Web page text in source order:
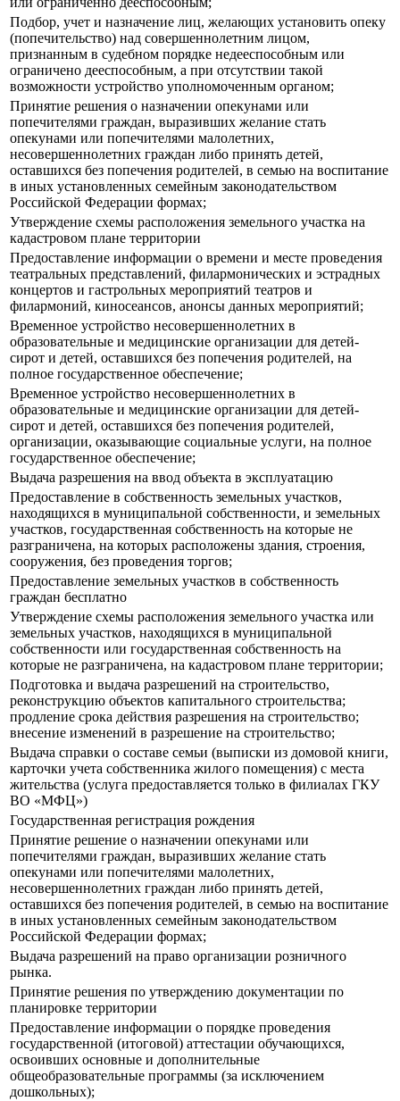
Подбор, учет и назначение лиц, желающих установить опеку
(попечительство) над совершеннолетним лицом,
признанным в судебном порядке недееспособным или
ограничено дееспособным, а при отсутствии такой
возможности устройство уполномоченным органом;
Принятие решения о назначении опекунами или
попечителями граждан, выразивших желание стать
опекунами или попечителями малолетних,
несовершеннолетних граждан либо принять детей,
оставшихся без попечения родителей, в семью на воспитание
в иных установленных семейным законодательством
Российской Федерации формах;
Утверждение схемы расположения земельного участка на
кадастровом плане территории
Предоставление информации о времени и месте проведения
театральных представлений, филармонических и эстрадных
концертов и гастрольных мероприятий театров и
филармоний, киносеансов, анонсы данных мероприятий;
Временное устройство несовершеннолетних в
образовательные и медицинские организации для детей-
сирот и детей, оставшихся без попечения родителей, на
полное государственное обеспечение;
Временное устройство несовершеннолетних в
образовательные и медицинские организации для детей-
сирот и детей, оставшихся без попечения родителей,
организации, оказывающие социальные услуги, на полное
государственное обеспечение;
Выдача разрешения на ввод объекта в эксплуатацию
Предоставление в собственность земельных участков,
находящихся в муниципальной собственности, и земельных
участков, государственная собственность на которые не
разграничена, на которых расположены здания, строения,
сооружения, без проведения торгов;
Предоставление земельных участков в собственность
граждан бесплатно
Утверждение схемы расположения земельного участка или
земельных участков, находящихся в муниципальной
собственности или государственная собственность на
которые не разграничена, на кадастровом плане территории;
Подготовка и выдача разрешений на строительство,
реконструкцию объектов капитального строительства;
продление срока действия разрешения на строительство;
внесение изменений в разрешение на строительство;
Выдача справки о составе семьи (выписки из домовой книги,
карточки учета собственника жилого помещения) с места
жительства (услуга предоставляется только в филиалах ГКУ
ВО «МФЦ»)
Государственная регистрация рождения
Принятие решение о назначении опекунами или
попечителями граждан, выразивших желание стать
опекунами или попечителями малолетних,
несовершеннолетних граждан либо принять детей,
оставшихся без попечения родителей, в семью на воспитание
в иных установленных семейным законодательством
Российской Федерации формах;
Выдача разрешений на право организации розничного
рынка.
Принятие решения по утверждению документации по
планировке территории
Предоставление информации о порядке проведения
государственной (итоговой) аттестации обучающихся,
освоивших основные и дополнительные
общеобразовательные программы (за исключением
дошкольных);